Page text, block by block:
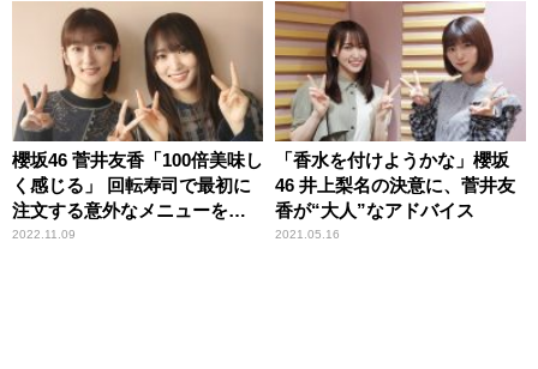
櫻坂46 菅井友香「100倍美味し
く感じる」 回転寿司で最初に
注文する意外なメニューを告
白
2022.11.09
「香水を付けようかな」櫻坂
46 井上梨名の決意に、菅井友
香が“大人”なアドバイス
2021.05.16